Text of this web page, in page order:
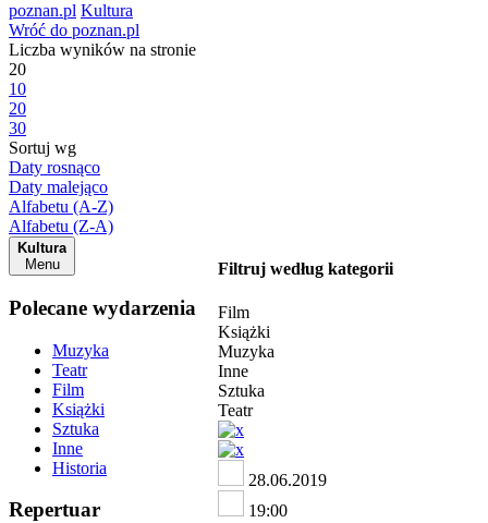
poznan.pl Kultura
Wróć do poznan.pl
Liczba wyników na stronie
20
10
20
30
Sortuj wg
Daty rosnąco
Daty malejąco
Alfabetu (A-Z)
Alfabetu (Z-A)
Kultura
Menu
Polecane wydarzenia
Muzyka
Teatr
Film
Książki
Sztuka
Inne
Historia
Repertuar
Filtruj według kategorii
Film
Książki
Muzyka
Inne
Sztuka
Teatr
28.06.2019
19:00